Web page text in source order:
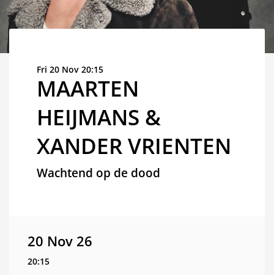
MAARTEN
HEIJMANS &
XANDER VRIENTEN
Wachtend op de dood
Fri 20 Nov 20:15
20 Nov 26
20:15